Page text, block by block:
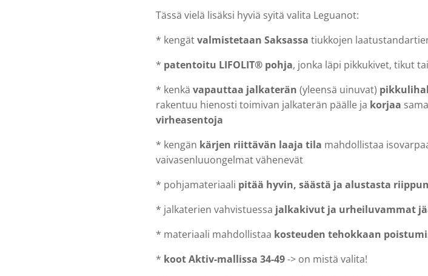
Tässä vielä lisäksi hyviä syitä valita Leguanot:
* kengätvalmistetaan Saksassa tiukkojen
* patentoitu LIFOLIT® pohja, jonka läpi pikkukivet, tikut
* kenkä vapauttaa jalkaterän (yleensä uinuvat)
rakentuu hienosti toimivan jalkaterän päälle ja korjaa
virheasentoja
* kengän kärjen riittävän laaja tila mahdollistaa
vaivasenluuongelmat vähenevät
* pohjamateriaali pitää hyvin, säästä ja alustasta
* jalkaterien vahvistuessa jalkakivut ja urheiluvammat
* materiaali mahdollistaa kosteuden tehokkaan
* koot Aktiv-mallissa 34-49-> on mistä valita!